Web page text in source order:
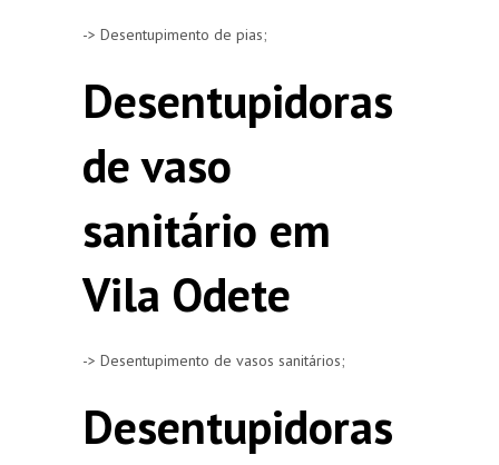
-> Desentupimento de pias;
Desentupidoras
de vaso
sanitário em
Vila Odete
-> Desentupimento de vasos sanitários;
Desentupidoras